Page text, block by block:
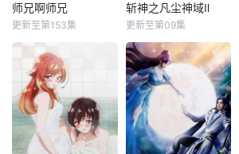
师兄啊师兄
更新至第153集
斩神之凡尘神域Ⅱ
更新至第09集